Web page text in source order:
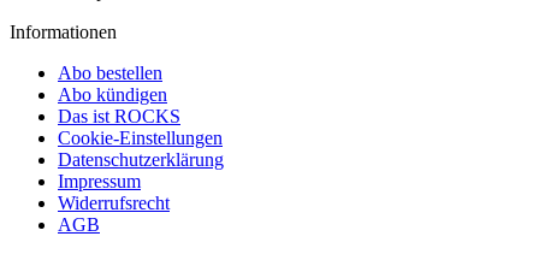
Informationen
Abo bestellen
Abo kündigen
Das ist ROCKS
Cookie-Einstellungen
Datenschutzerklärung
Impressum
Widerrufsrecht
AGB